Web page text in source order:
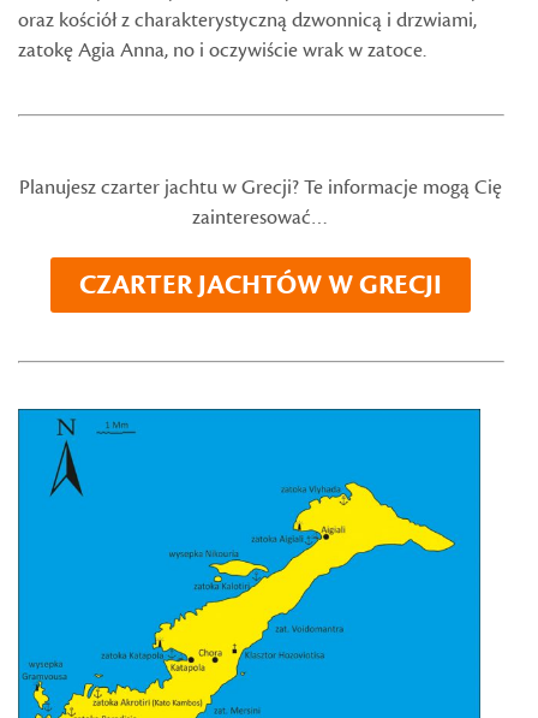
oraz kościół z charakterystyczną dzwonnicą i drzwiami,
zatokę Agia Anna, no i oczywiście wrak w zatoce.
Planujesz czarter jachtu w Grecji? Te informacje mogą Cię
zainteresować…
CZARTER JACHTÓW W GRECJI